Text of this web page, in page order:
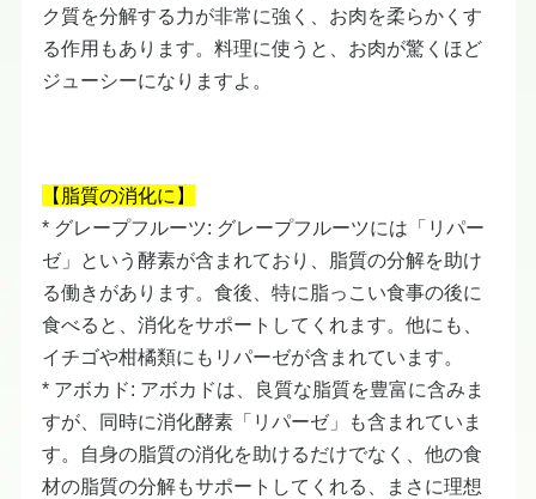
ク質を分解する力が非常に強く、お肉を柔らかくす
る作用もあります。料理に使うと、お肉が驚くほど
ジューシーになりますよ。
【脂質の消化に】
* グレープフルーツ: グレープフルーツには「リパー
ゼ」という酵素が含まれており、脂質の分解を助け
る働きがあります。食後、特に脂っこい食事の後に
食べると、消化をサポートしてくれます。他にも、
イチゴや柑橘類にもリパーゼが含まれています。
* アボカド: アボカドは、良質な脂質を豊富に含みま
すが、同時に消化酵素「リパーゼ」も含まれていま
す。自身の脂質の消化を助けるだけでなく、他の食
材の脂質の分解もサポートしてくれる、まさに理想